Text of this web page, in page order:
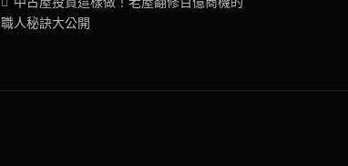
職人秘訣大公開